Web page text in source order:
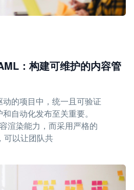
：构建可维护的内容管
的项目中，统一且可验证
自动化发布至关重要。
渲染能力，而采用严格的
可以让团队共